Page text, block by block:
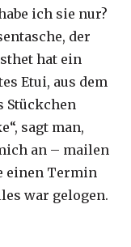
ich sie nur?
der
hat ein
Etui, aus dem
Stückchen
sagt man,
an – mailen
einen Termin
war gelogen.